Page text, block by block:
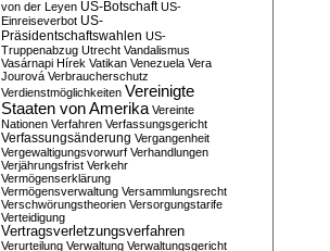
von der Leyen US-Botschaft US-
Einreiseverbot US-
Präsidentschaftswahlen US-
Truppenabzug Utrecht Vandalismus
Vasárnapi Hírek Vatikan Venezuela Vera
Jourová Verbraucherschutz
Verdienstmöglichkeiten Vereinigte
Staaten von Amerika Vereinte
Nationen Verfahren Verfassungsgericht
Verfassungsänderung Vergangenheit
Vergewaltigungsvorwurf Verhandlungen
Verjährungsfrist Verkehr
Vermögenserklärung
Vermögensverwaltung Versammlungsrecht
Verschwörungstheorien Versorgungstarife
Verteidigung
Vertragsverletzungsverfahren
Verurteilung Verwaltung Verwaltungsgericht